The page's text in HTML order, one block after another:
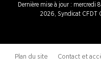
Dernière mise à jour : mercredi
2026, Syndicat CFDT
Plan du site Contact et